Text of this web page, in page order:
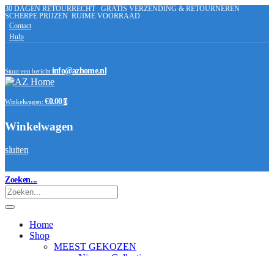
30 DAGEN RETOURRECHT GRATIS VERZENDING & RETOURNEREN
SCHERPE PRIJZEN RUIME VOORRAAD
Contact
Hulp
Stuur een bericht:info@azhome.nl
Winkelwagen: €0.00 0
Winkelwagen
sluiten
Zoeken...
Home
Shop
MEEST GEKOZEN